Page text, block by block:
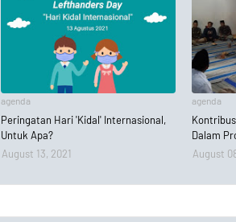
agenda
Peringatan Hari 'Kidal' Internasional,
Untuk Apa?
August 13, 2021
agenda
Dalam
August